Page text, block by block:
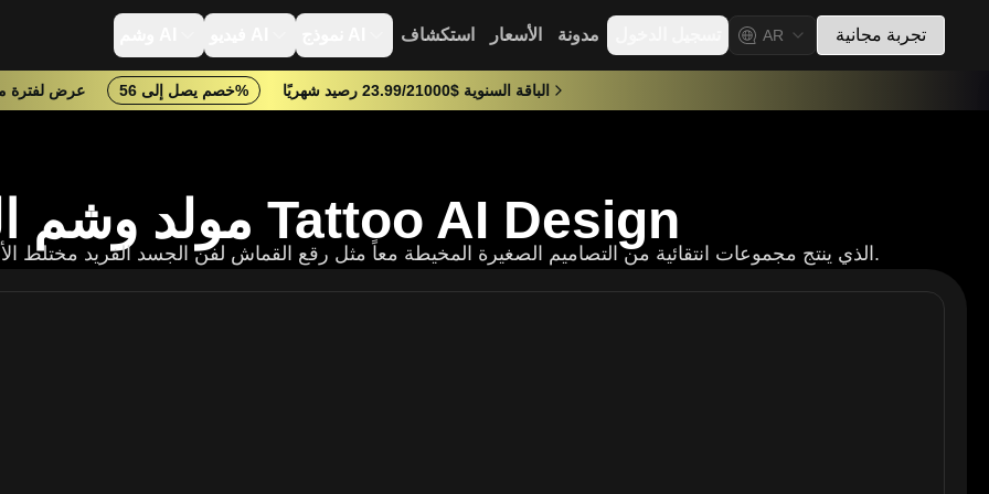
استكشاف الأسعار مدونة AR تجربة مجانية
عرض لفترة خصم يصل إلى 56% الباقة السنوية $23.99/21000 رصيد شهريًا
مولد وشم الرقع عبر Tattoo AI Design
أنشئ وشوم الرقع عبر Tattoo AI Design، الذي ينتج مجموعات انتقائية من التصاميم الصغيرة المخيطة معاً مثل رقع القماش لفن الجسد الفريد مختلط الأنماط.